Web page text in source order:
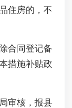
住房的，不
合同登记备
措施补贴政
审核，报县